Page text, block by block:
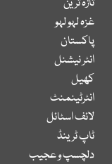
تازہ ترین
غزہ لہو لہو
پاکستان
انٹر نیشنل
کھیل
انٹرٹینمنٹ
لائف اسٹائل
ٹاپ ٹرینڈ
دلچسپ و عجیب